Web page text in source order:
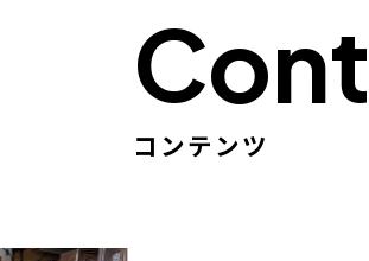
コンテンツ